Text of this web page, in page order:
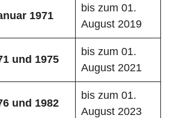
1971
bis zum 01.
August 2019
und 1975
bis zum 01.
August 2021
und 1982
bis zum 01.
August 2023